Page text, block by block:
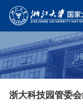
浙大科技园管委